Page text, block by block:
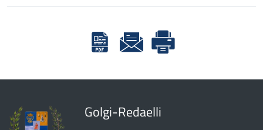
Golgi-Redaelli